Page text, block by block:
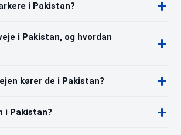
i Pakistan?
i Pakistan, og hvordan
kører de i Pakistan?
i Pakistan?